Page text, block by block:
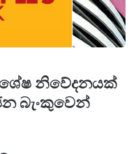
නිවේදනයක්
බැංකුවෙන්